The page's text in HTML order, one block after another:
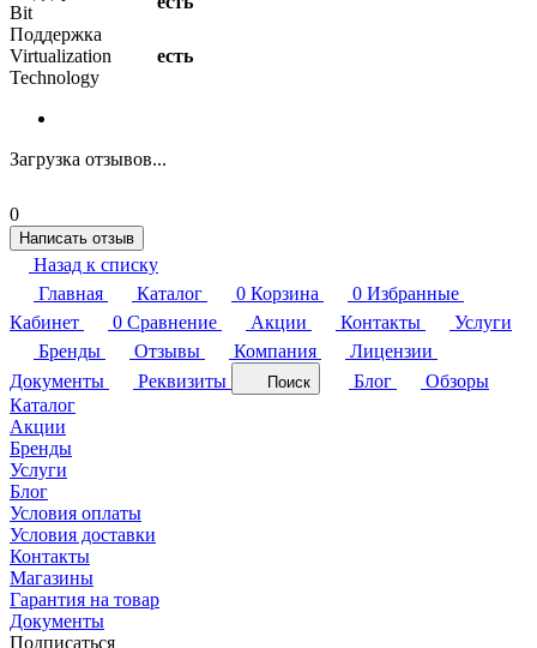
Bit
Поддержка
Virtualization
Technology
есть
Загрузка отзывов...
0
Написать отзыв
Назад к списку
Главная
Каталог 0 Корзина 0 Избранные
Кабинет
0 Сравнение Акции Контакты
Услуги
Бренды
Отзывы Компания
Лицензии
Документы
Реквизиты Поиск Блог
Обзоры
Каталог
Акции
Бренды
Услуги
Блог
Условия оплаты
Условия доставки
Контакты
Магазины
Гарантия на товар
Документы
Подписаться